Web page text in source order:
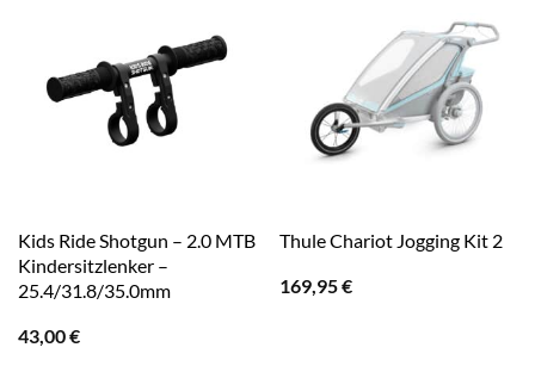
Kids Ride Shotgun – 2.0 MTB
Kindersitzlenker –
25.4/31.8/35.0mm
43,00€
Thule Chariot Jogging Kit 2
169,95€